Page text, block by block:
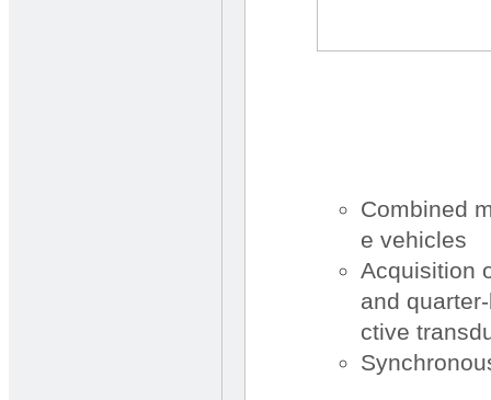
Combined
e vehicles
Acquisition
and
ctive